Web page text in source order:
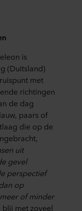
is
(Duitsland)
met
richtingen
de dag
paars of
die op de
uit
gevel
perspectief
op
of minder
blij met zoveel